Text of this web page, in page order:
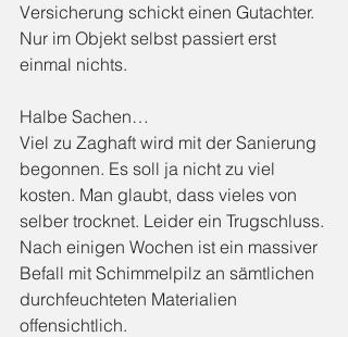
Versicherung schickt einen Gutachter.
Nur im Objekt selbst passiert erst
einmal nichts.
Halbe Sachen…
Viel zu Zaghaft wird mit der Sanierung
begonnen. Es soll ja nicht zu viel
kosten. Man glaubt, dass vieles von
selber trocknet. Leider ein Trugschluss.
Nach einigen Wochen ist ein massiver
Befall mit Schimmelpilz an sämtlichen
durchfeuchteten Materialien
offensichtlich.